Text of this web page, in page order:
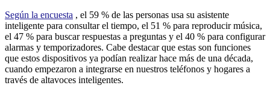
Según la encuesta , el 59 % de las personas usa su asistente
inteligente para consultar el tiempo, el 51 % para reproducir música,
el 47 % para buscar respuestas a preguntas y el 40 % para configurar
alarmas y temporizadores. Cabe destacar que estas son funciones
que estos dispositivos ya podían realizar hace más de una década,
cuando empezaron a integrarse en nuestros teléfonos y hogares a
través de altavoces inteligentes.